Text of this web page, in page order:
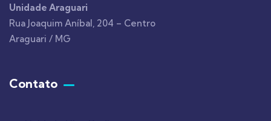
Unidade Araguari
Rua Joaquim Aníbal, 204 – Centro
Araguari / MG
Contato